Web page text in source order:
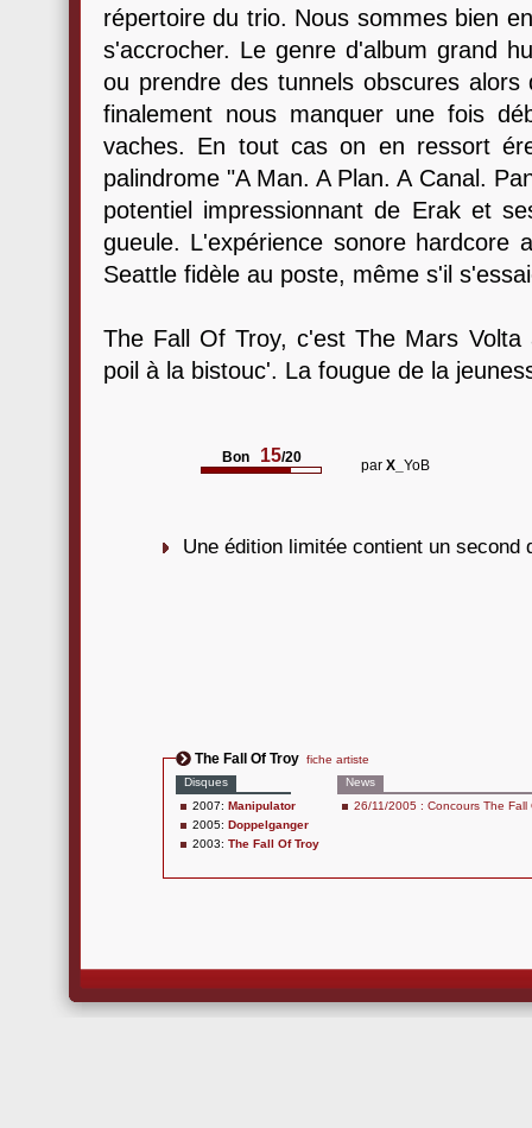
répertoire du trio. Nous sommes bien
s'accrocher. Le genre d'album grand
ou prendre des tunnels obscures
finalement nous manquer une fois
vaches. En tout cas on en ressort
palindrome "A Man. A Plan. A Canal.
potentiel impressionnant de Erak et
gueule. L'expérience sonore
Seattle fidèle au poste, même s'il
The Fall Of Troy, c'est The Mars
poil à la bistouc'. La fougue de la
Bon 15/20 par X_ YoB
Une édition limitée contient un second
The Fall Of Troy fiche artiste
Disques
2007: Manipulator
2005: Doppelganger
2003: The Fall Of Troy
News
26/11/2005 : Concours The